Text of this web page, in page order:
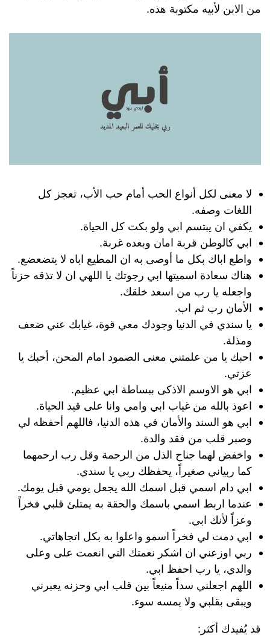
من الابن لأبيه مكتوبة هذه.
لا معنى لكل أنواع الحب أمام حب الأب، تعجز كل
اللغات وصفه.
يكفي ان يبتسم ابي ولو بكت كل الحياة.
ابي كالوطن قربة امان وبعده غربة.
واطع اباك بكل ما أوصى به ان المطيع اباه لا يتضعضع.
هناك سعادة اسميتها ابي رجوتك يا اللهي ان لا تذقه حزناً
واجعله يا رب من اسعد خلقك.
الأمان رب ثم اب.
يا سندي في الدنيا وجودك معي قوة، غيابك عني ضعف
ومذلة.
احبك يا من علمتني معنى الصمود امام المحن، أحبك يا
عزتي.
ابي هو الاوسم الاذكى ببساطة ابي عظيم.
اعوذ بالله من غياب ابي وامي وانا على قيد الحياة.
ابي هو السند والأمان في هذه الدنيا، فاللهم أحفظه لي
وصبر قلب من فقد والدة.
واخفض لهما جناح الذل من الرحمة وقل رب ارحمهما
كما ربياني صغيراً، يحفظك ربي يا سندي.
ابي دام اسمي قبل اسمك الله يجعل يومي قبل يومك.
عندما اربط اسمي باسمك والحقة به يمتلئ قلبي فخراً
وعزاً لأنك ابي.
ابي دمت لي فخراً اسمو واعلوا به بكل اتجاهاتي.
ربي اوزعني ان اشكر نعمتك التي انعمت على وعلى
والدي، يا رب احفظ ابي.
اللهم اجعلني سداً منيعاً بين قلب ابي وحزنه يعبرني
ويبقى بقلبي ولا يمسه سوء.
قد يُفيدك أكثر: